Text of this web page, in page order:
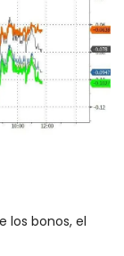
los bonos, el